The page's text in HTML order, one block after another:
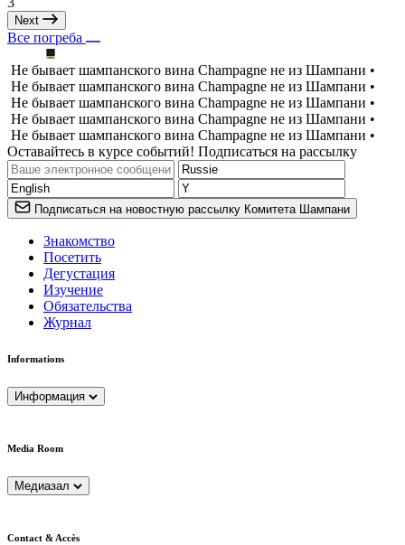
Next
Все погреба
Не бывает шампанского вина Champagne не из Шампани •
Не бывает шампанского вина Champagne не из Шампани •
Не бывает шампанского вина Champagne не из Шампани •
Не бывает шампанского вина Champagne не из Шампани •
Не бывает шампанского вина Champagne не из Шампани •
Оставайтесь в курсе событий! Подписаться на рассылку
Подписаться на новостную рассылку Комитета Шампани
Знакомство
Посетить
Дегустация
Изучение
Обязательства
Журнал
Informations
Информация
Media Room
Медиазал
Contact & Accès